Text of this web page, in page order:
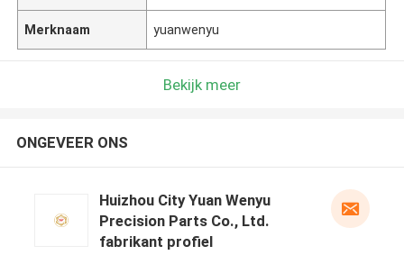
Merknaam yuanwenyu
Bekijk meer
ONGEVEER ONS
Huizhou City Yuan Wenyu
Precision Parts Co., Ltd.
fabrikant profiel